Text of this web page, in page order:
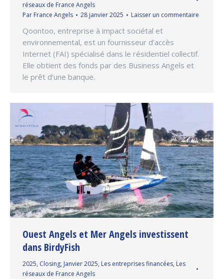
réseaux de France Angels
Par France Angels 28 janvier 2025 Laisser un commentaire
Qoontoo, entreprise à impact sociétal et
environnemental, est un fournisseur d’accès
Internet (FAI) spécialisé dans le résidentiel collectif.
Elle obtient des fonds par des Business Angels et
le prêt d’une banque.
Ouest Angels et Mer Angels investissent
dans BirdyFish
2025, Closing, Janvier 2025, Les entreprises financées, Les
réseaux de France Angels